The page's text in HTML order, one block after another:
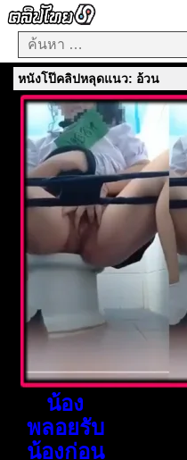
หนังโป๊คลิปหลุดแนว: อ้วน
น้อง
พลอยรับ
น้องก่อน